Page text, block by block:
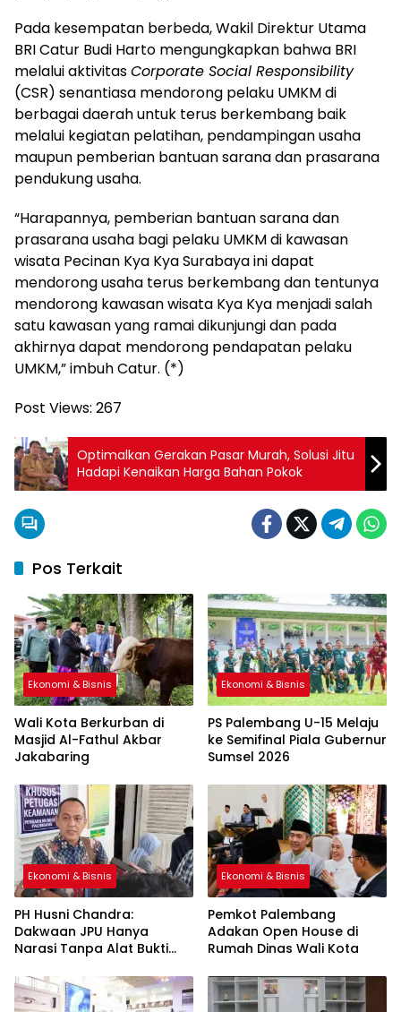
Pada kesempatan berbeda, Wakil Direktur Utama
BRI Catur Budi Harto mengungkapkan bahwa BRI
melalui aktivitasCorporate Social Responsibility
(CSR) senantiasa mendorong pelaku UMKM di
berbagai daerah untuk terus berkembang baik
melalui kegiatan pelatihan, pendampingan usaha
maupun pemberian bantuan sarana dan prasarana
pendukung usaha.
“Harapannya, pemberian bantuan sarana dan
prasarana usaha bagi pelaku UMKM di kawasan
wisata Pecinan Kya Kya Surabaya ini dapat
mendorong usaha terus berkembang dan tentunya
mendorong kawasan wisata Kya Kya menjadi salah
satu kawasan yang ramai dikunjungi dan pada
akhirnya dapat mendorong pendapatan pelaku
UMKM,” imbuh Catur. (*)
Post Views: 267
Optimalkan Gerakan Pasar Murah, Solusi Jitu
Hadapi Kenaikan Harga Bahan Pokok
Pos Terkait
Ekonomi & Bisnis
Wali Kota Berkurban di
Masjid Al-Fathul Akbar
Jakabaring
Ekonomi & Bisnis
PS Palembang U-15 Melaju
ke Semifinal Piala Gubernur
Sumsel 2026
Ekonomi & Bisnis
PH Husni Chandra:
Dakwaan JPU Hanya
Narasi Tanpa Alat Bukti
Ekonomi & Bisnis
Pemkot Palembang
Adakan Open House di
Rumah Dinas Wali Kota